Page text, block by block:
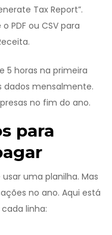
Tax Report”.
PDF ou CSV para
5 horas na primeira
dados mensalmente.
no fim do ano.
para
uma planilha. Mas
no ano. Aqui está
linha: